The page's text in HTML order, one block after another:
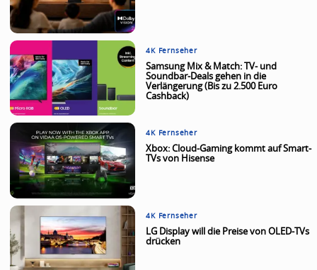
4K Fernseher
Samsung Mix & Match: TV- und
Soundbar-Deals gehen in die
Verlängerung (Bis zu 2.500 Euro
Cashback)
4K Fernseher
Xbox: Cloud-Gaming kommt auf Smart-
TVs von Hisense
4K Fernseher
LG Display will die Preise von OLED-TVs
drücken